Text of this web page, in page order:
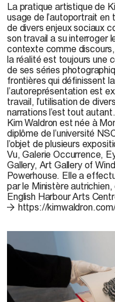
La pratique artistique de
usage de l’autoportrait en
de divers enjeux sociaux
son travail a su interroger
contexte comme
la réalité est toujours une
de ses séries
frontières qui définissent
l’autoreprésentation est
travail, l’utilisation de
narrations l’est tout autant.
Kim Waldron est née à
diplôme de l’université
l’objet de plusieurs
Vu, Galerie Occurrence,
Gallery, Art Gallery of
Powerhouse. Elle a
par le Ministère
English Harbour Arts
https://